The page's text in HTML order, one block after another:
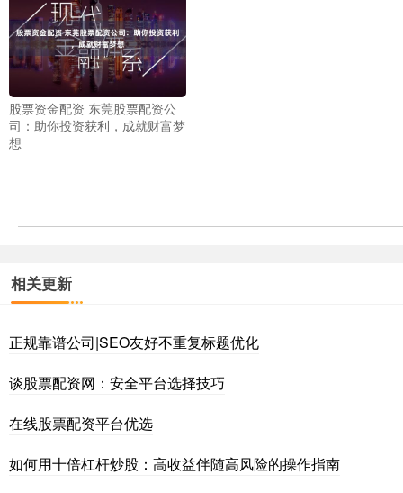
股票资金配资 东莞股票配资公
司：助你投资获利，成就财富梦
想
相关更新
正规靠谱公司|SEO友好不重复标题优化
谈股票配资网：安全平台选择技巧
在线股票配资平台优选
如何用十倍杠杆炒股：高收益伴随高风险的操作指南